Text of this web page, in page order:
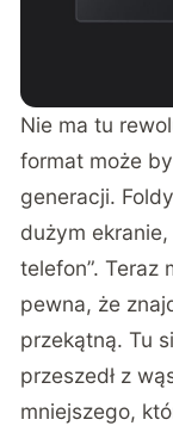
Nie ma tu
format może
generacji.
dużym
telefon”. Teraz
pewna, że
przekątną. Tu
przeszedł z
mniejszego,